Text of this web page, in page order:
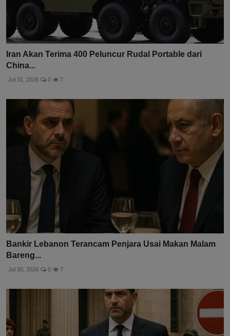
Iran Akan Terima 400 Peluncur Rudal Portable dari
China...
Jul 31, 2026 0 7
Bankir Lebanon Terancam Penjara Usai Makan Malam
Bareng...
Jul 30, 2026 0 7